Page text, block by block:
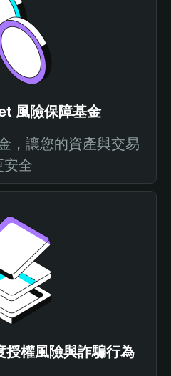
風險保障基金
，讓您的資產與交易
安全
授權風險與詐騙行為